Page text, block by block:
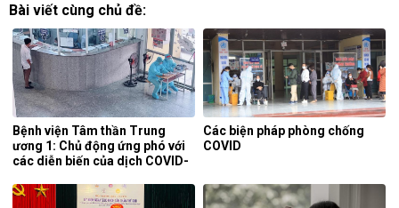
Bài viết cùng chủ đề:
Bệnh viện Tâm thần Trung
ương 1: Chủ động ứng phó với
các diễn biến của dịch COVID-
Các biện pháp phòng chống
COVID